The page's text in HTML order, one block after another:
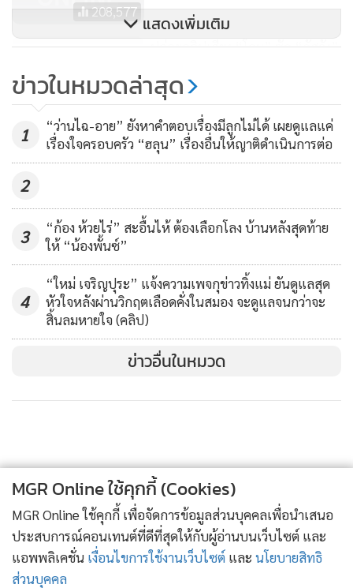
208,577
564,332
ปล่อยคลิปเสียง “โดม” ซัด “กัสจัง”
แสดงเพิ่มเติม
ข่าวในหมวดล่าสุด
1
“ว่านไฉ-อาย” ยังหาคำตอบเรื่องมีลูกไม่ได้ เผยดูแลแค่
เรื่องใจครอบครัว “ฮลุน” เรื่องอื่นให้ญาติดำเนินการต่อ
2
3
“ก้อง ห้วยไร่” สะอื้นไห้ ต้องเลือกโลง บ้านหลังสุดท้าย
ให้ “น้องพั้นซ์”
4
“ใหม่ เจริญปุระ” แจ้งความเพจกุข่าวทิ้งแม่ ยันดูแลสุด
หัวใจหลังผ่านวิกฤตเลือดคั่งในสมอง จะดูแลจนกว่าจะ
สิ้นลมหายใจ (คลิป)
ข่าวอื่นในหมวด
MGR Online ใช้คุกกี้ (Cookies)
MGR Online ใช้คุกกี้ เพื่อจัดการข้อมูลส่วนบุคคลเพื่อนำเสนอ
ประสบการณ์คอนเทนต์ที่ดีที่สุดให้กับผู้อ่านบนเว็บไซต์ และ
แอพพลิเคชั่น เงื่อนไขการใช้งานเว็บไซต์ และ นโยบายสิทธิ
ส่วนบุคคล